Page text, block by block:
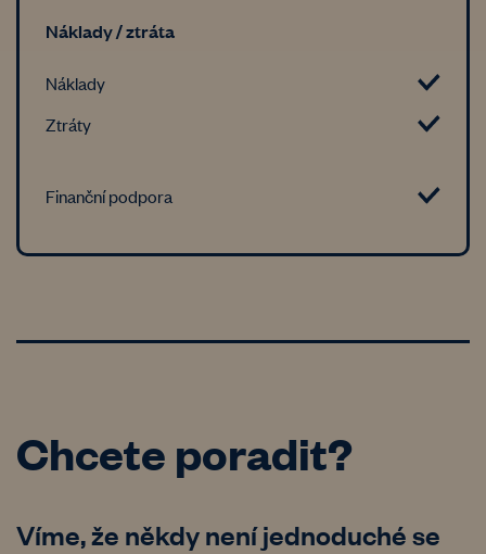
Náklady / ztráta
Náklady
Ztráty
Finanční podpora
Chcete poradit?
Víme, že někdy není jednoduché se